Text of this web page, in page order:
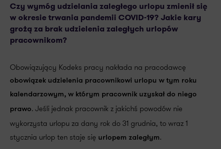
Czy wymóg udzielania zaległego urlopu zmienił się
w okresie trwania pandemii COVID-19? Jakie kary
grożą za brak udzielenia zaległych urlopów
pracownikom?
Obowiązujący Kodeks pracy nakłada na pracodawcę
obowiązek udzielenia pracownikowi urlopu w tym roku
kalendarzowym, w którym pracownik uzyskał do niego
prawo. Jeśli jednak pracownik z jakichś powodów nie
wykorzysta urlopu za dany rok do 31 grudnia, to wraz 1
stycznia urlop ten staje się urlopem zaległym.